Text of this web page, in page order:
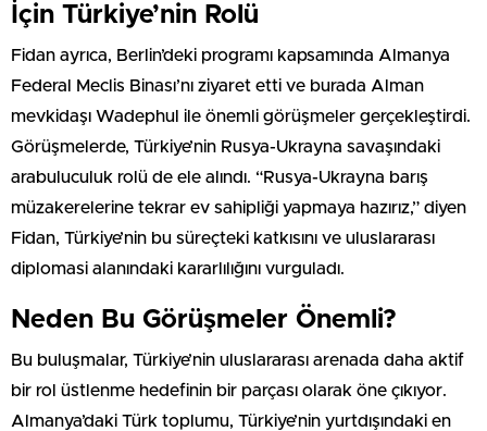
İçin Türkiye’nin Rolü
Fidan ayrıca, Berlin’deki programı kapsamında Almanya
Federal Meclis Binası’nı ziyaret etti ve burada Alman
mevkidaşı Wadephul ile önemli görüşmeler gerçekleştirdi.
Görüşmelerde, Türkiye’nin Rusya-Ukrayna savaşındaki
arabuluculuk rolü de ele alındı. “Rusya-Ukrayna barış
müzakerelerine tekrar ev sahipliği yapmaya hazırız,” diyen
Fidan, Türkiye’nin bu süreçteki katkısını ve uluslararası
diplomasi alanındaki kararlılığını vurguladı.
Neden Bu Görüşmeler Önemli?
Bu buluşmalar, Türkiye’nin uluslararası arenada daha aktif
bir rol üstlenme hedefinin bir parçası olarak öne çıkıyor.
Almanya’daki Türk toplumu, Türkiye’nin yurtdışındaki en